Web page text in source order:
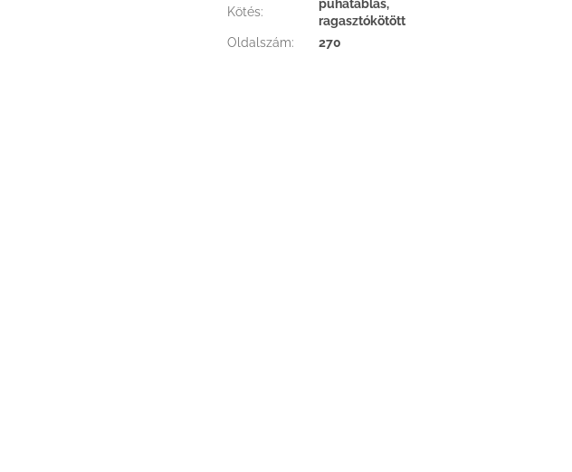
Kötés:
puhatáblás,
ragasztókötött
Oldalszám: 270